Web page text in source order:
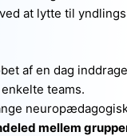
at lytte til
af en dag
teams.
mellem